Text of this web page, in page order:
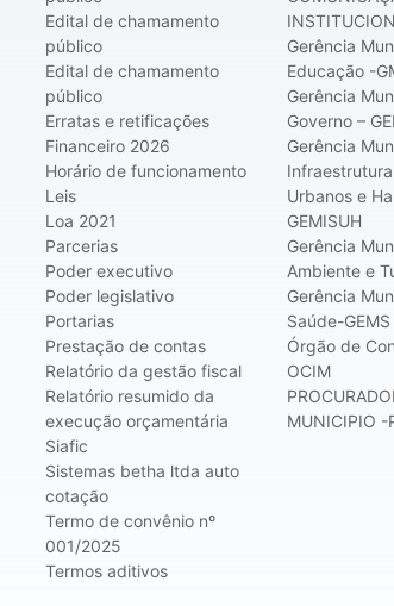
Edital de chamamento
público
Edital de chamamento
público
Erratas e retificações
Financeiro 2026
Horário de funcionamento
Leis
Loa 2021
Parcerias
Poder executivo
Poder legislativo
Portarias
Prestação de contas
Relatório da gestão fiscal
Relatório resumido da
execução orçamentária
Siafic
Sistemas betha ltda auto
cotação
Termo de convênio nº
001/2025
Termos aditivos
Gerência
Educação -
Gerência
Governo –
Gerência
Urbanos e
GEMISUH
Gerência
Ambiente e
Gerência
Saúde-GEMS
Órgão de
OCIM
MUNICIPIO -